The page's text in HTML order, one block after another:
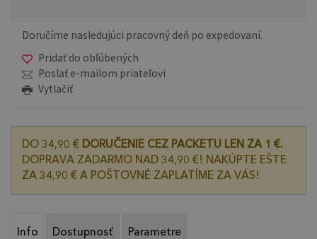
Doručíme nasledujúci pracovný deň po expedovaní.
Pridať do obľúbených
Poslať e-mailom priateľovi
Vytlačiť
DO 34,90 € DORUČENIE CEZ PACKETU LEN ZA 1 €.
DOPRAVA ZADARMO NAD 34,90 €! NAKÚPTE EŠTE
ZA 34,90 € A POŠTOVNÉ ZAPLATÍME ZA VÁS!
Info Dostupnosť Parametre